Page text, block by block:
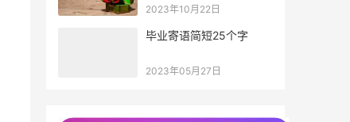
2023年10月22日
毕业寄语简短25个字
2023年05月27日